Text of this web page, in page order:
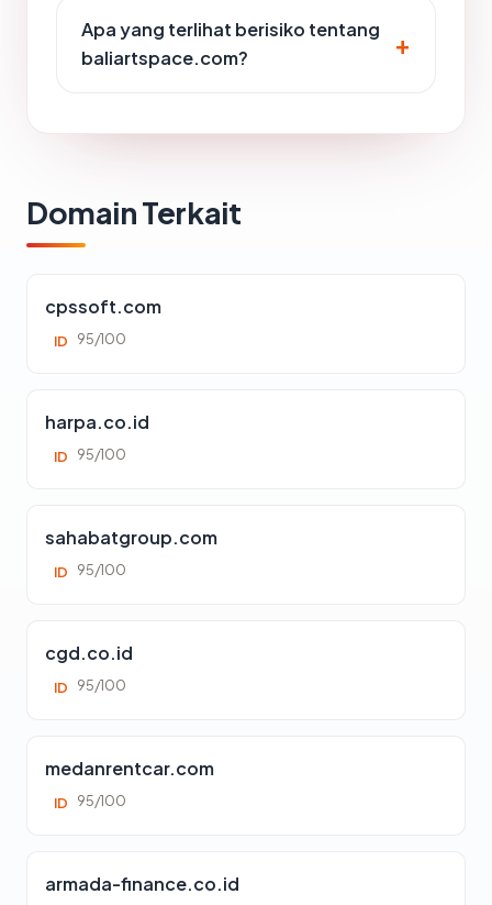
Apa yang terlihat berisiko tentang
baliartspace.com?
Domain Terkait
cpssoft.com
ID 95/100
harpa.co.id
ID 95/100
sahabatgroup.com
ID 95/100
cgd.co.id
ID 95/100
medanrentcar.com
ID 95/100
armada-finance.co.id